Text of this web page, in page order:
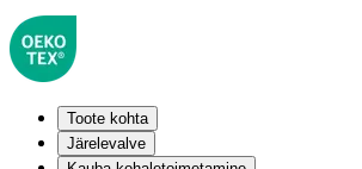
Toote kohta
Järelevalve